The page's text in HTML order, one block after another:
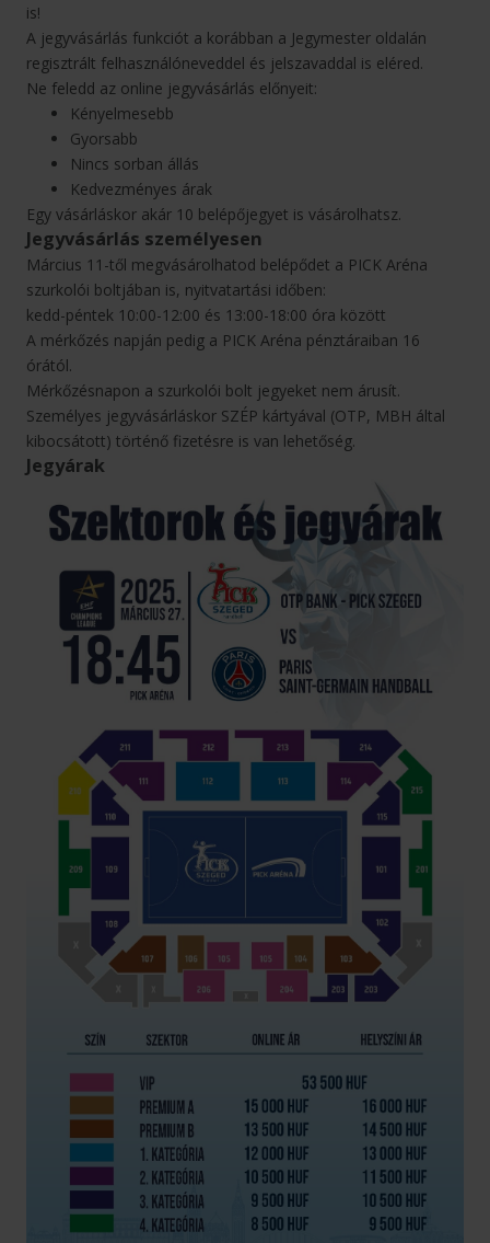
is!
A jegyvásárlás funkciót a korábban a Jegymester oldalán
regisztrált felhasználóneveddel és jelszavaddal is eléred.
Ne feledd az online jegyvásárlás előnyeit:
Kényelmesebb
Gyorsabb
Nincs sorban állás
Kedvezményes árak
Egy vásárláskor akár 10 belépőjegyet is vásárolhatsz.
Jegyvásárlás személyesen
Március 11-től megvásárolhatod belépődet a PICK Aréna
szurkolói boltjában is, nyitvatartási időben:
kedd-péntek 10:00-12:00 és 13:00-18:00 óra között
A mérkőzés napján pedig a PICK Aréna pénztáraiban 16
órától.
Mérkőzésnapon a szurkolói bolt jegyeket nem árusít.
Személyes jegyvásárláskor SZÉP kártyával (OTP, MBH által
kibocsátott) történő fizetésre is van lehetőség.
Jegyárak